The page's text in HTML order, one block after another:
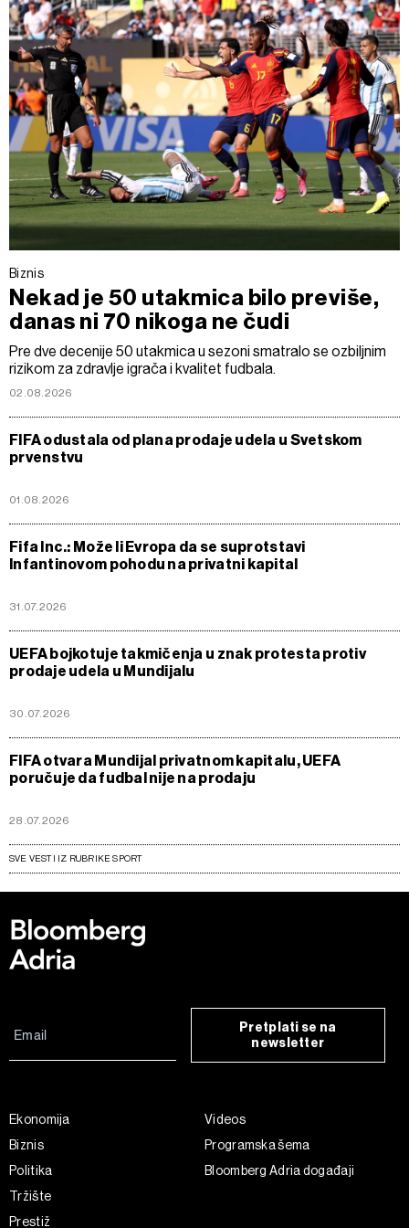
Biznis
Nekad je 50 utakmica bilo previše,
danas ni 70 nikoga ne čudi
Pre dve decenije 50 utakmica u sezoni smatralo se ozbiljnim
rizikom za zdravlje igrača i kvalitet fudbala.
02.08.2026
FIFA odustala od plana prodaje udela u Svetskom
prvenstvu
01.08.2026
Fifa Inc.: Može li Evropa da se suprotstavi
Infantinovom pohodu na privatni kapital
31.07.2026
UEFA bojkotuje takmičenja u znak protesta protiv
prodaje udela u Mundijalu
30.07.2026
FIFA otvara Mundijal privatnom kapitalu, UEFA
poručuje da fudbal nije na prodaju
28.07.2026
SVE VESTI IZ RUBRIKE SPORT
Pretplati se na
newsletter
Ekonomija
Biznis
Politika
Tržište
Prestiž
Videos
Programska šema
Bloomberg Adria događaji